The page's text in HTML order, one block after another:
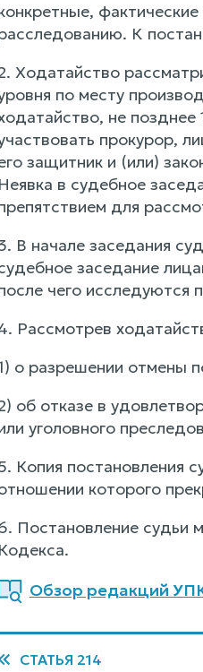
К
Ходатайство
по месту
не
прокурор,
защитник и (или)
Неявка в судебное
для
В начале заседания
заседание
чего исследуются
Рассмотрев
о разрешении отмены
об отказе в
уголовного
Копия постановления
которого
Постановление судьи
Кодекса.
Обзор редакций
СТАТЬЯ 214